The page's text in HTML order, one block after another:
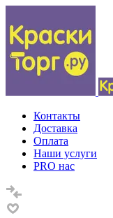
Контакты
Доставка
Оплата
Наши услуги
PRO нас